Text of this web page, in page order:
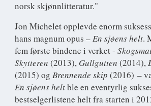
norsk skjønnlitteratur."
Jon Michelet opplevde enorm
hans magnum opus –En sjøens helt.
fem første bindene i verket -
Skytteren (2013), Gullgutten (2014),
(2015) og Brennende skip (2016) –
En sjøens heltble en eventyrlig
bestselgerlistene helt fra starten i